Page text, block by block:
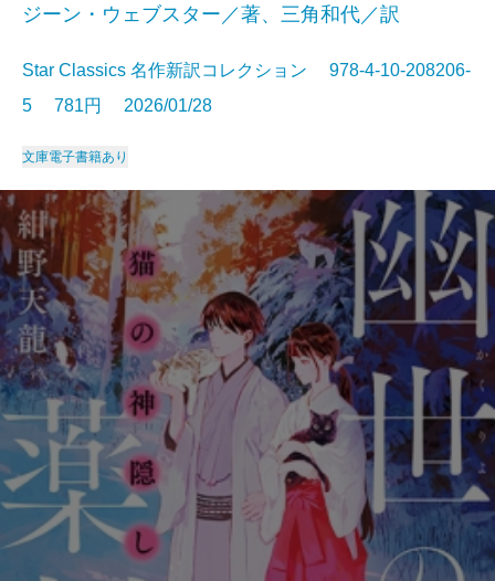
ジーン・ウェブスター／著、三角和代／訳
Star Classics 名作新訳コレクション 978-4-10-208206-
5 781円 2026/01/28
文庫電子書籍あり